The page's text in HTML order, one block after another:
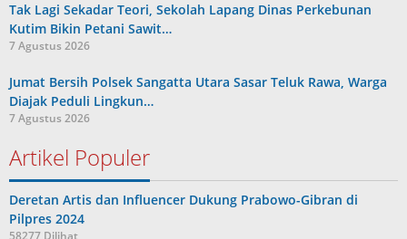
Tak Lagi Sekadar Teori, Sekolah Lapang Dinas Perkebunan
Kutim Bikin Petani Sawit…
7 Agustus 2026
Jumat Bersih Polsek Sangatta Utara Sasar Teluk Rawa, Warga
Diajak Peduli Lingkun…
7 Agustus 2026
Artikel Populer
Deretan Artis dan Influencer Dukung Prabowo-Gibran di
Pilpres 2024
58277 Dilihat